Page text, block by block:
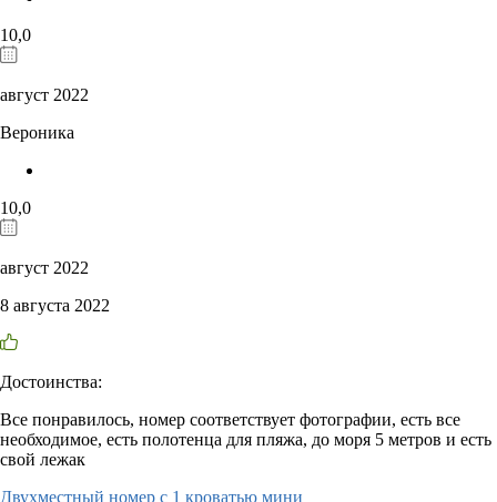
10,0
август 2022
Вероника
10,0
август 2022
8 августа 2022
Достоинства:
Все понравилось, номер соответствует фотографии, есть все
необходимое, есть полотенца для пляжа, до моря 5 метров и есть
свой лежак
Двухместный номер с 1 кроватью мини